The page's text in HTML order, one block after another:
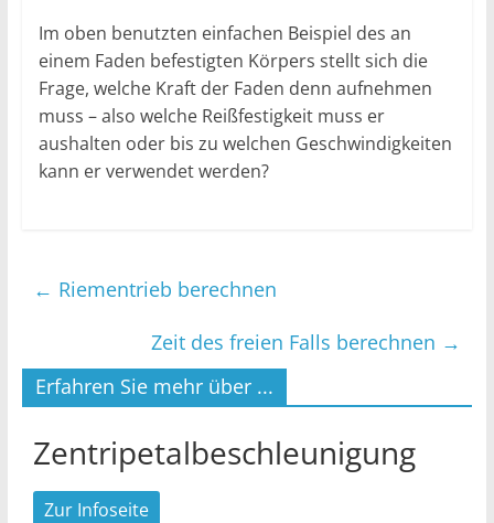
Im oben benutzten einfachen Beispiel des an
einem Faden befestigten Körpers stellt sich die
Frage, welche Kraft der Faden denn aufnehmen
muss – also welche Reißfestigkeit muss er
aushalten oder bis zu welchen Geschwindigkeiten
kann er verwendet werden?
← Riementrieb berechnen
Zeit des freien Falls berechnen →
Erfahren Sie mehr über ...
Zentripetalbeschleunigung
Zur Infoseite